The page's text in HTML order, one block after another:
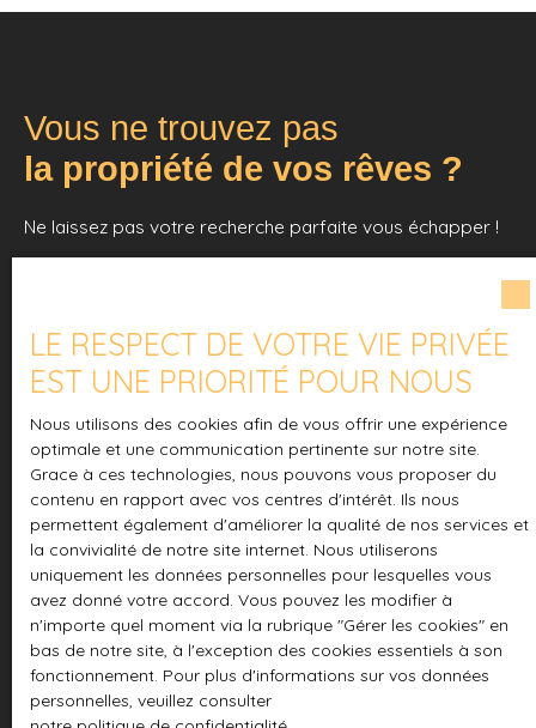
Jouarres et du Canal
du Midi, cette propriété
allie confort et
de-chaussée : Une
pièce de vie de 21 m²
aménagée. L'espace
s'étend sur une
terrasse de 13 m² et
un jardin privatif de 75
m². Vous y trouverez
également UNE
chambre avec grand
placard, une salle de
bain et un WC
indépendant. En
mezzanine : Un bel
espace
supplémentaire
comprenant une
SECONDE chambre
Vous ne trouvez pas
la propriété de vos rêves ?
Ne laissez pas votre recherche parfaite vous échapper !
Grâce à nos logiciels immobiliers professionnels et à
notre connaissance approfondie du marché, nous
pouvons accéder à une multitude de propriétés
exclusives qui ne sont pas toujours visibles sur le marché
ouvert.
Contactez-nous dès aujourd'hui pour une consultation
personnalisée. Ensemble, explorons toutes les options
et trouvons le foyer qui vous attend, peut-être là où vous
ne l'attendiez pas !
Abonnez-vous également à notre newsletter pour être le
premier informé dès qu'une propriété correspondant à
vos critères est disponible.
LE RESPECT DE VOTRE VIE PRIVÉE
EST UNE PRIORITÉ POUR NOUS
Nous utilisons des cookies afin de vous offrir une expérience
optimale et une communication pertinente sur notre site.
Grace à ces technologies, nous pouvons vous proposer du
contenu en rapport avec vos centres d'intérêt. Ils nous
permettent également d'améliorer la qualité de nos services et
la convivialité de notre site internet. Nous utiliserons
uniquement les données personnelles pour lesquelles vous
avez donné votre accord. Vous pouvez les modifier à
n'importe quel moment via la rubrique ″Gérer les cookies″ en
bas de notre site, à l'exception des cookies essentiels à son
fonctionnement. Pour plus d'informations sur vos données
personnelles, veuillez consulter